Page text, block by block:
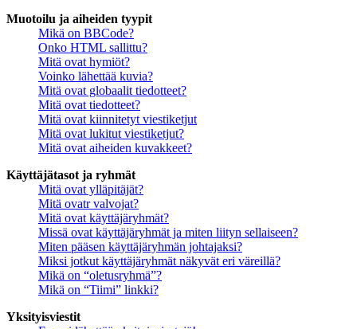
Muotoilu ja aiheiden tyypit
Mikä on BBCode?
Onko HTML sallittu?
Mitä ovat hymiöt?
Voinko lähettää kuvia?
Mitä ovat globaalit tiedotteet?
Mitä ovat tiedotteet?
Mitä ovat kiinnitetyt viestiketjut
Mitä ovat lukitut viestiketjut?
Mitä ovat aiheiden kuvakkeet?
Käyttäjätasot ja ryhmät
Mitä ovat ylläpitäjät?
Mitä ovatr valvojat?
Mitä ovat käyttäjäryhmät?
Missä ovat käyttäjäryhmät ja miten liityn sellaiseen?
Miten pääsen käyttäjäryhmän johtajaksi?
Miksi jotkut käyttäjäryhmät näkyvät eri väreillä?
Mikä on “oletusryhmä”?
Mikä on “Tiimi” linkki?
Yksityisviestit